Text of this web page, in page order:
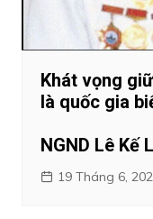
Khát vọng
là quốc gia
NGND Lê Kế
19 Tháng 6,